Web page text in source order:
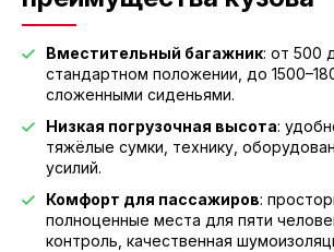
Вместительный багажник: от 500
стандартном положении, до
сложенными сиденьями.
Низкая погрузочная высота:
тяжёлые сумки, технику,
усилий.
Комфорт для пассажиров:
полноценные места для пяти
контроль, качественная